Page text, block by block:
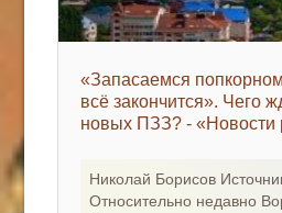
«Запасаемся
всё закончится». Чего
новых ПЗЗ? - «Новости
Николай Борисов
Относительно недавно